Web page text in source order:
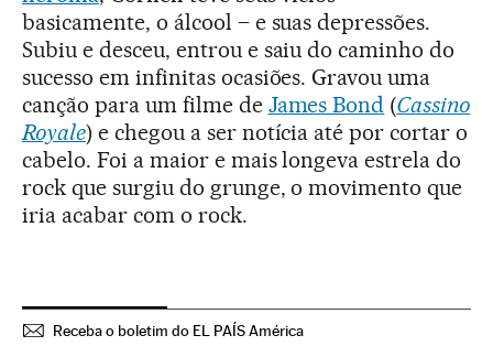
basicamente, o álcool – e suas depressões.
Subiu e desceu, entrou e saiu do caminho do
sucesso em infinitas ocasiões. Gravou uma
canção para um filme de James Bond (Cassino
Royale) e chegou a ser notícia até por cortar o
cabelo. Foi a maior e mais longeva estrela do
rock que surgiu do grunge, o movimento que
iria acabar com o rock.
Receba o boletim do EL PAÍS América